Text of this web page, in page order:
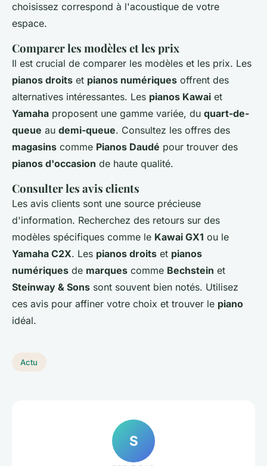
choisissez correspond à l'acoustique de votre
espace.
Comparer les modèles et les prix
Il est crucial de comparer les modèles et les prix. Les
pianos droits et pianos numériques offrent des
alternatives intéressantes. Les pianos Kawai et
Yamaha proposent une gamme variée, du quart-de-
queue au demi-queue. Consultez les offres des
magasins comme Pianos Daudé pour trouver des
pianos d'occasion de haute qualité.
Consulter les avis clients
Les avis clients sont une source précieuse
d'information. Recherchez des retours sur des
modèles spécifiques comme le Kawai GX1 ou le
Yamaha C2X. Les pianos droits et pianos
numériques de marques comme Bechstein et
Steinway & Sons sont souvent bien notés. Utilisez
ces avis pour affiner votre choix et trouver le piano
idéal.
Actu
S